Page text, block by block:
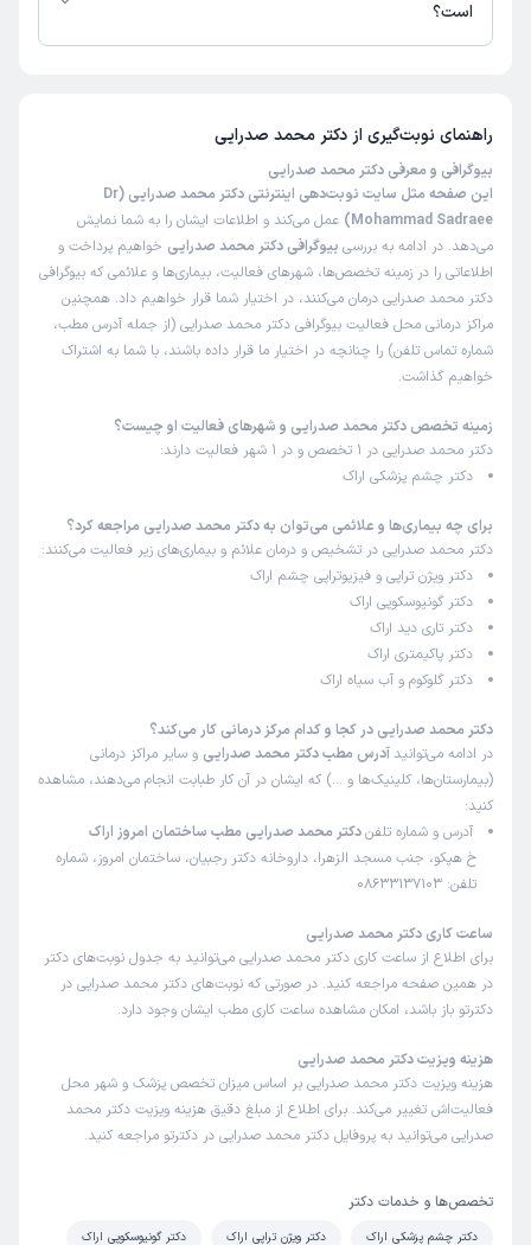
من را از درد نجات داد . مرد با اخلاق و ماهر .
اعطم
این پزشک را پیشنهاد میکنم
زمان انتظار:0-15 دقیقه
عالی
مشکلات بینایی (ضعیف شدن دید، دوربینی، نزدیک‌بینی، آستیگماتیسم)
کاربر دکترتو
این پزشک را پیشنهاد میکنم
زمان انتظار:0-15 دقیقه
بسیار عالی بود
علت مراجعه: اطلاع از فشار و خونریزی
کاربر دکترتو
زمان انتظار:15-45 دقیقه
پیشنهاد نمیکنم
علت مراجعه: مشکلات بینایی (ضعیف شدن دید، دوربینی، نزدیک‌بینی، آستیگماتیسم)
این پزشک را پیشنهاد میکنم
زمان انتظار:0-15 دقیقه
علت مراجعه: مشکلات بینایی (ضعیف شدن دید، دوربینی، نزدیک‌بینی، آستیگماتیسم)
است؟
راهنمای نوبت‌گیری از دکتر محمد صدرایی
بیوگرافی و معرفی دکتر محمد صدرایی
این صفحه مثل سایت نوبت‌دهی اینترنتی دکتر محمد صدرایی (Dr
Mohammad Sadraee)
عمل می‌کند و اطلاعات ایشان را به شما نمایش
می‌دهد. در ادامه به بررسی بیوگرافی دکتر محمد صدرایی خواهیم پرداخت و
اطلاعاتی را در زمینه تخصص‌ها، شهرهای فعالیت، بیماری‌ها و علائمی که بیوگرافی
دکتر محمد صدرایی درمان می‌کنند، در اختیار شما قرار خواهیم داد. همچنین
مراکز درمانی محل فعالیت بیوگرافی دکتر محمد صدرایی (از جمله آدرس مطب،
شماره تماس تلفن) را چنانچه در اختیار ما قرار داده باشند، با شما به اشتراک
خواهیم گذاشت.
زمینه تخصص دکتر محمد صدرایی و شهرهای فعالیت او چیست؟
دکتر محمد صدرایی در 1 تخصص و در 1 شهر فعالیت دارند:
دکتر چشم پزشکی اراک
برای چه بیماری‌ها و علائمی می‌توان به دکتر محمد صدرایی مراجعه کرد؟
دکتر محمد صدرایی در تشخیص و درمان علائم و بیماری‌های زیر فعالیت می‌کنند:
دکتر ویژن تراپی و فیزیوتراپی چشم اراک
دکتر گونیوسکوپی اراک
دکتر تاری دید اراک
دکتر پاکیمتری اراک
دکتر گلوکوم و آب سیاه اراک
دکتر محمد صدرایی در کجا و کدام مرکز درمانی کار می‌کند؟
در ادامه می‌توانید آدرس مطب دکتر محمد صدرایی و سایر مراکز درمانی
(بیمارستان‌ها، کلینیک‌ها و …) که ایشان در آن کار طبابت انجام می‌دهند، مشاهده
کنید:
آدرس و شماره تلفندکتر محمد صدرایی مطب ساختمان امروز اراک
خ هپکو، جنب مسجد الزهرا، داروخانه دکتر رجبیان، ساختمان امروز، شماره
تلفن: 08633137103
ساعت کاری دکتر محمد صدرایی
برای اطلاع از ساعت کاری دکتر محمد صدرایی می‌توانید به جدول نوبت‌های دکتر
در همین صفحه مراجعه کنید. در صورتی که نوبت‌های دکتر محمد صدرایی در
دکترتو باز باشد، امکان مشاهده ساعت کاری مطب ایشان وجود دارد.
هزینه ویزیت دکتر محمد صدرایی
هزینه ویزیت دکتر محمد صدرایی بر اساس میزان تخصص پزشک و شهر محل
فعالیت‌اش تغییر می‌کند. برای اطلاع از مبلغ دقیق هزینه ویزیت دکتر محمد
صدرایی می‌توانید به پروفایل دکتر محمد صدرایی در دکترتو مراجعه کنید.
تخصص‌ها و خدمات دکتر
دکتر چشم پزشکی اراک دکتر ویژن تراپی اراک دکتر گونیوسکوپی اراک